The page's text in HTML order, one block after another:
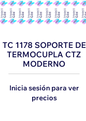
TC 1178 SOPORTE DE
TERMOCUPLA CTZ
MODERNO
Inicia sesión para ver
precios